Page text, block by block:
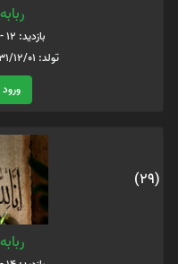
بازدید: 12 - کد متوفی: 6293058
تولد: 1331/12/01 فوت: 1398/03/05
(29)